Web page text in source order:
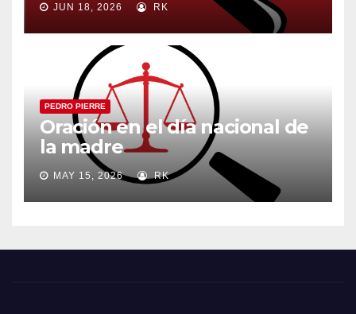
JUN 18, 2026 RK
PEDRO PIERRE
Oración en el día nacional de
la madre
MAY 15, 2026 RK